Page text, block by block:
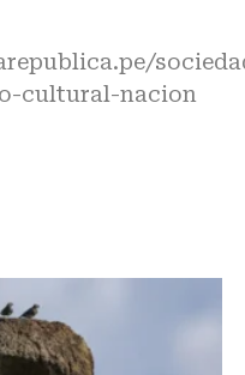
cultural-nacion